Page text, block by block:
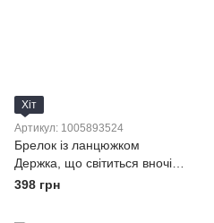
Хіт
Артикул: 1005893524
Брелок із ланцюжком
Держка, що світиться вночі в
темряві
398 грн